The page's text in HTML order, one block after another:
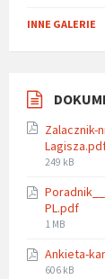
INNE GALERIE
Zalacznik-
File
249 kB
PL.pdf
File
1 MB
Ankieta-
File
606 kB